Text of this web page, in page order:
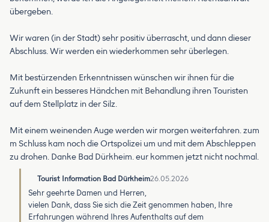
übergeben.
Wir waren (in der Stadt) sehr positiv überrascht, und dann dieser
Abschluss. Wir werden ein wiederkommen sehr überlegen.
Mit bestürzenden Erkenntnissen wünschen wir ihnen für die
Zukunft ein besseres Händchen mit Behandlung ihren Touristen
auf dem Stellplatz in der Silz.
Mit einem weinenden Auge werden wir morgen weiterfahren. zum
m Schluss kam noch die Ortspolizei um und mit dem Abschleppen
zu drohen. Danke Bad Dürkheim. eur kommen jetzt nicht nochmal.
Tourist Information Bad Dürkheim26.05.2026
Sehr geehrte Damen und Herren,
vielen Dank, dass Sie sich die Zeit genommen haben, Ihre
Erfahrungen während Ihres Aufenthalts auf dem